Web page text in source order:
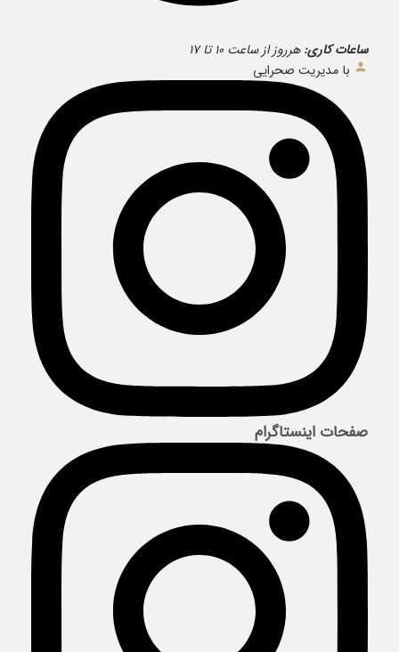
ساعات کاری: هرروز از ساعت ۱۰ تا ۱۷
با مدیریت صحرایی
صفحات اینستاگرام